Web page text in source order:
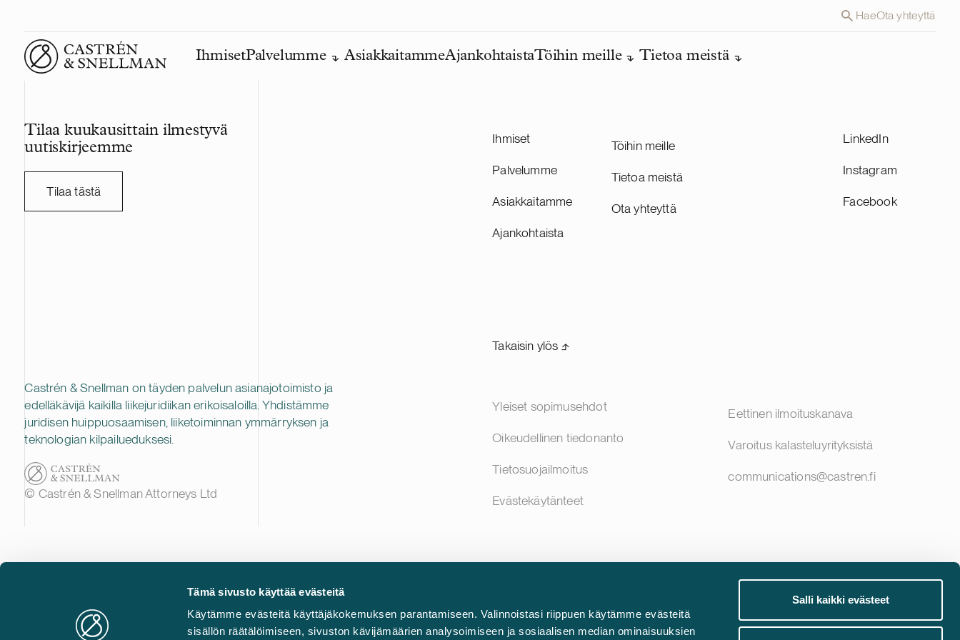
Tämä sivusto käyttää evästeitä
Käytämme evästeitä käyttäjäkokemuksen parantamiseen. Valinnoistasi riippuen käytämme evästeitä
sisällön räätälöimiseen, sivuston kävijämäärien analysoimiseen ja sosiaalisen median ominaisuuksien
Salli kaikki evästeet
HaeOta yhteyttä
Front page
IhmisetPalvelumme AsiakkaitammeAjankohtaistaTöihin meille Tietoa meistä
Tilaa kuukausittain ilmestyvä
uutiskirjeemme
Tilaa tästä
Ihmiset
Palvelumme
Asiakkaitamme
Ajankohtaista
Töihin meille
Tietoa meistä
Ota yhteyttä
LinkedIn
Instagram
Facebook
Takaisin ylös ⬏
Castrén & Snellman on täyden palvelun asianajotoimisto ja
edelläkävijä kaikilla liikejuridiikan erikoisaloilla. Yhdistämme
juridisen huippuosaamisen, liiketoiminnan ymmärryksen ja
teknologian kilpailueduksesi.
© Castrén & Snellman Attorneys Ltd
Yleiset sopimusehdot
Oikeudellinen tiedonanto
Tietosuojailmoitus
Evästekäytänteet
Eettinen ilmoituskanava
Varoitus kalasteluyrityksistä
communications@castren.fi